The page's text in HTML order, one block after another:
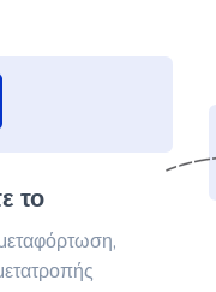
το